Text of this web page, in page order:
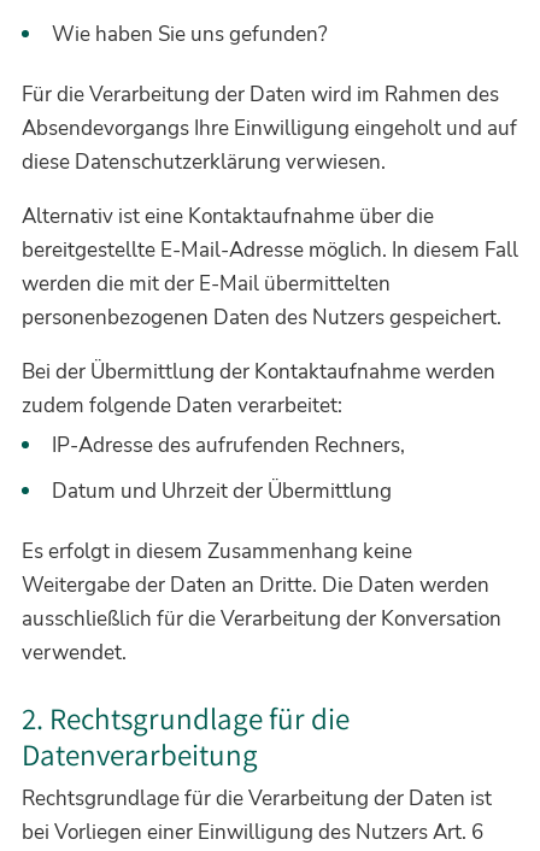
Wie haben Sie uns gefunden?
Für die Verarbeitung der Daten wird im Rahmen des
Absendevorgangs Ihre Einwilligung eingeholt und auf
diese Datenschutzerklärung verwiesen.
Alternativ ist eine Kontaktaufnahme über die
bereitgestellte E-Mail-Adresse möglich. In diesem Fall
werden die mit der E-Mail übermittelten
personenbezogenen Daten des Nutzers gespeichert.
Bei der Übermittlung der Kontaktaufnahme werden
zudem folgende Daten verarbeitet:
IP-Adresse des aufrufenden Rechners,
Datum und Uhrzeit der Übermittlung
Es erfolgt in diesem Zusammenhang keine
Weitergabe der Daten an Dritte. Die Daten werden
ausschließlich für die Verarbeitung der Konversation
verwendet.
2. Rechtsgrundlage für die
Datenverarbeitung
Rechtsgrundlage für die Verarbeitung der Daten ist
bei Vorliegen einer Einwilligung des Nutzers Art. 6